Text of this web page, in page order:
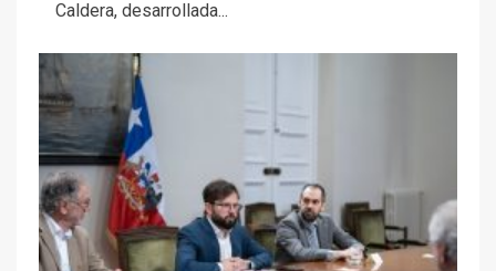
Caldera, desarrollada...